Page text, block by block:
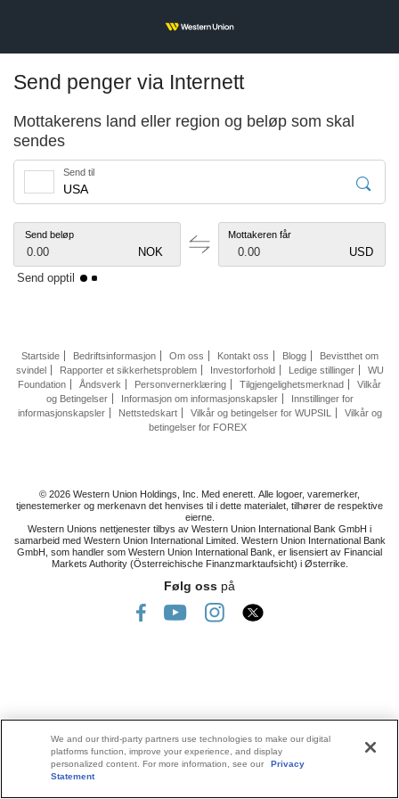
Send penger via Internett
Mottakerens land eller region og beløp som skal
sendes
Send til
Send beløp
NOK
0.00
Mottakeren får
USD
0.00
Send opptil
Startside Bedriftsinformasjon Om oss Kontakt oss Blogg
Bevistthet om
svindel
Rapporter et sikkerhetsproblem Investorforhold Ledige stillinger
WU
Foundation
Åndsverk Personvernerklæring Tilgjengelighetsmerknad
Vilkår
og Betingelser
Informasjon om informasjonskapsler
Innstillinger for
informasjonskapsler
Nettstedskart Vilkår og betingelser for WUPSIL
Vilkår og
betingelser for FOREX
© 2026 Western Union Holdings, Inc. Med enerett. Alle logoer, varemerker,
tjenestemerker og merkenavn det henvises til i dette materialet, tilhører de respektive
eierne.
Western Unions nettjenester tilbys av Western Union International Bank GmbH i
samarbeid med Western Union International Limited. Western Union International Bank
GmbH, som handler som Western Union International Bank, er lisensiert av Financial
Markets Authority (Österreichische Finanzmarktaufsicht) i Østerrike.
Følg oss på
We and our third-party partners use technologies to make our digital
platforms function, improve your experience, and display
personalized content. For more information, see our
Privacy
Statement